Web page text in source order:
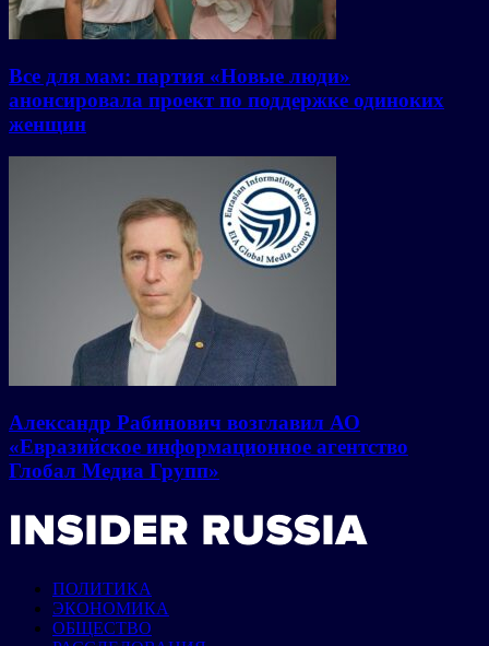
Все для мам: партия «Новые люди»
анонсировала проект по поддержке одиноких
женщин
Александр Рабинович возглавил АО
«Евразийское информационное агентство
Глобал Медиа Групп»
ПОЛИТИКА
ЭКОНОМИКА
ОБЩЕСТВО